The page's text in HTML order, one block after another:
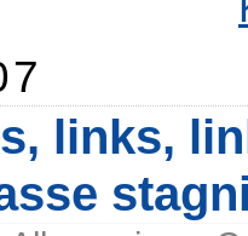
links,